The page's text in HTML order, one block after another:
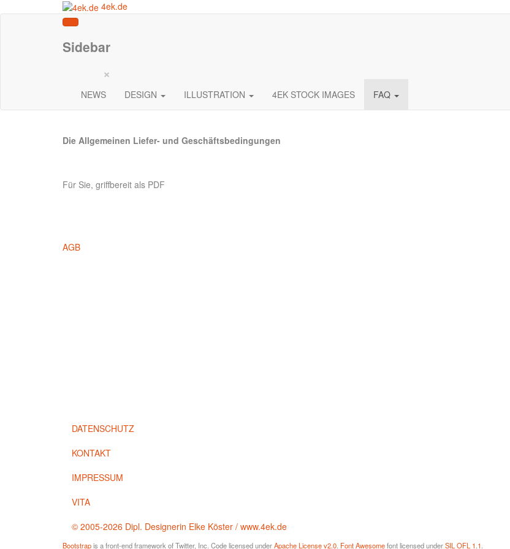
4ek.de
Sidebar
×
NEWS DESIGN ILLUSTRATION 4EK STOCK IMAGES FAQ
Die Allgemeinen Liefer- und Geschäftsbedingungen
Für Sie, griffbereit als PDF
AGB
DATENSCHUTZ
KONTAKT
IMPRESSUM
VITA
© 2005-2026 Dipl. Designerin Elke Köster / www.4ek.de
Bootstrapis a front-end framework of Twitter, Inc. Code licensed underApache License v2.0. Font Awesomefont licensed underSIL OFL 1.1.